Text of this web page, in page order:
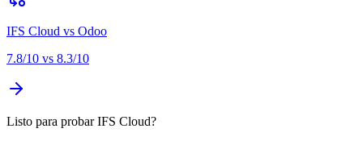
IFS Cloud vs Odoo
7.8/10 vs 8.3/10
Listo para probar IFS Cloud?